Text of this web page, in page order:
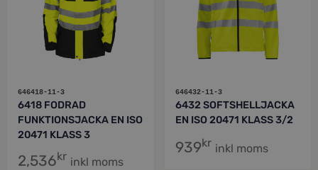
646418-11-3
6418 FODRAD
FUNKTIONSJACKA EN ISO
20471 KLASS 3
2,536kr inkl moms
646432-11-3
6432 SOFTSHELLJACKA
EN ISO 20471 KLASS 3/2
939kr inkl moms